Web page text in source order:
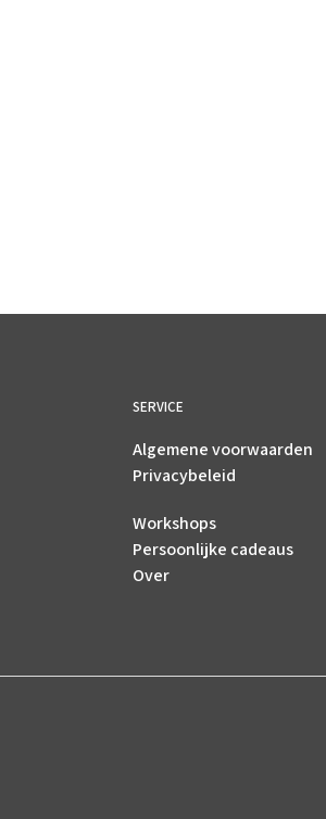
SERVICE
Algemene voorwaarden
Privacybeleid
Workshops
Persoonlijke cadeaus
Over